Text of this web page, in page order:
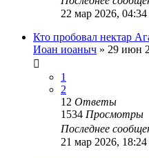
22 мар 2026, 04:34
Кто пробовал нектар
Иоан иоаныч » 29 июн
1
2
12 Ответы
1534 Просмотры
Последнее
21 мар 2026, 18:24